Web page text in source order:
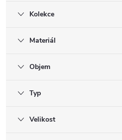
Kolekce
Materiál
Objem
Typ
Velikost